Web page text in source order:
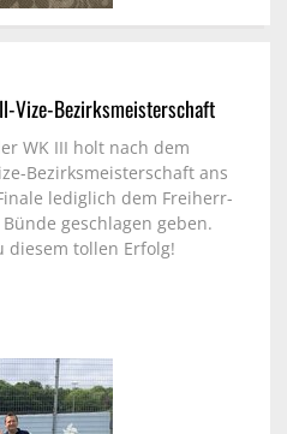
Vize-Bezirksmeisterschaft
WK III holt nach dem
Bezirksmeisterschaft ans
lediglich dem Freiherr-
geschlagen geben.
diesem tollen Erfolg!